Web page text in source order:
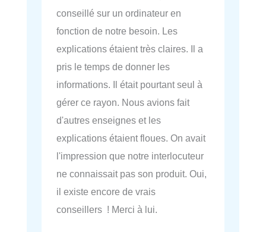
conseillé sur un ordinateur en
fonction de notre besoin. Les
explications étaient très claires. Il a
pris le temps de donner les
informations. Il était pourtant seul à
gérer ce rayon. Nous avions fait
d'autres enseignes et les
explications étaient floues. On avait
l'impression que notre interlocuteur
ne connaissait pas son produit. Oui,
il existe encore de vrais
conseillers ! Merci à lui.